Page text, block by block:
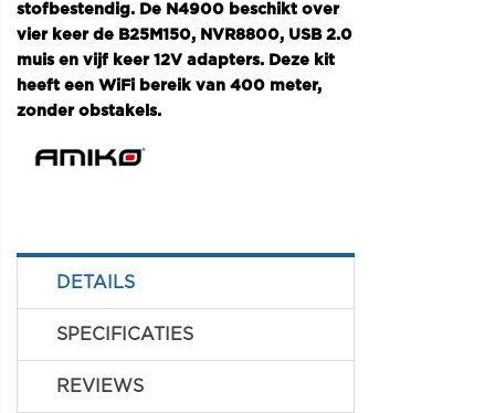
stofbestendig. De N4900 beschikt over
vier keer de B25M150, NVR8800, USB 2.0
muis en vijf keer 12V adapters. Deze kit
heeft een WiFi bereik van 400 meter,
zonder obstakels.
DETAILS
SPECIFICATIES
REVIEWS